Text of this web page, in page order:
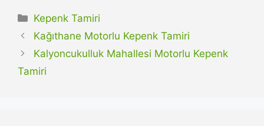
Kategoriler
Kepenk Tamiri
Kağıthane Motorlu Kepenk Tamiri
Kalyoncukulluk Mahallesi Motorlu Kepenk
Tamiri